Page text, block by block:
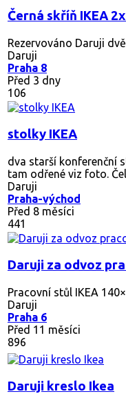
Černá skříň IKEA
Rezervováno Daruji
Daruji
Praha 8
Před 3 dny
106
stolky IKEA
dva starší konferenční
tam odřené viz foto.
Daruji
Praha-východ
Před 8 měsíci
441
Daruji za odvoz
Pracovní stůl IKEA
Daruji
Praha 6
Před 11 měsíci
896
Daruji kreslo Ikea